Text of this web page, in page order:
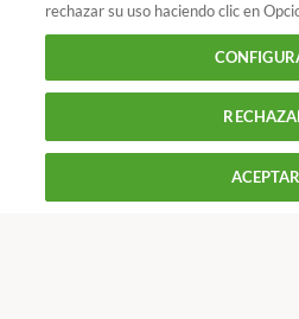
Salud : Derechos del
mejor la donación altruista
De L a J de 9 a
rechazar su uso haciendo clic en
ACEPTAR